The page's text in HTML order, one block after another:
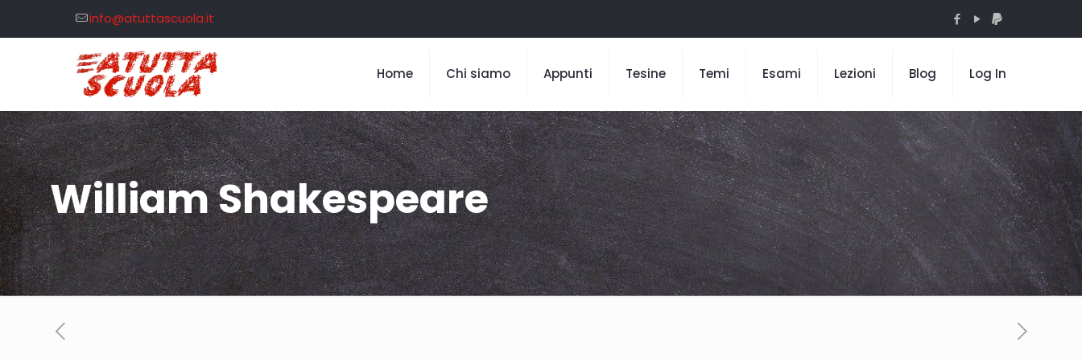
info@atuttascuola.it
Home Chi siamo Appunti Tesine Temi Esami Lezioni Blog Log In
William Shakespeare